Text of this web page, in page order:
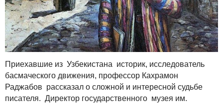
Приехавшие из Узбекистана историк, исследователь
басмаческого движения, профессор Кахрамон
Раджабов рассказал о сложной и интересной судьбе
писателя. Директор государственного музея им.